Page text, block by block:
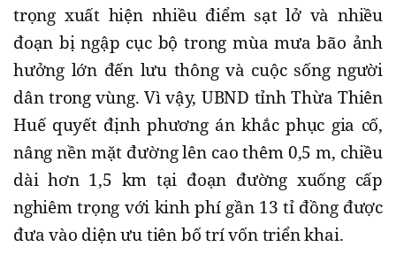
trọng xuất hiện nhiều điểm sạt lở và nhiều
đoạn bị ngập cục bộ trong mùa mưa bão ảnh
hưởng lớn đến lưu thông và cuộc sống người
dân trong vùng. Vì vậy, UBND tỉnh Thừa Thiên
Huế quyết định phương án khắc phục gia cố,
nâng nền mặt đường lên cao thêm 0,5 m, chiều
dài hơn 1,5 km tại đoạn đường xuống cấp
nghiêm trọng với kinh phí gần 13 tỉ đồng được
đưa vào diện ưu tiên bố trí vốn triển khai.